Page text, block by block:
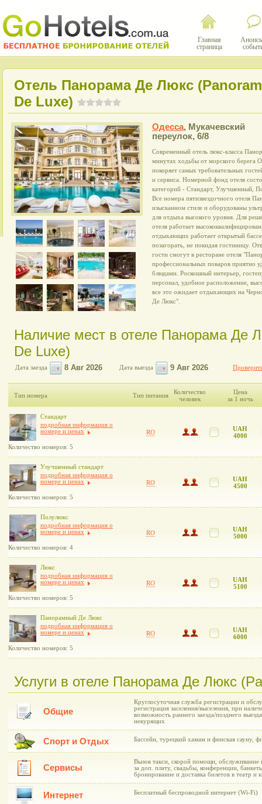
Главная
страница
Отель Панорама Де Люкс
De Luxe)
Одесса, Мукачевский
переулок, 6/8
Современный отель люкс-класса
минутах ходьбы от морского берега
покоряет самых требовательных
и сервиса. Номерной фонд отеля
категорий - Стандарт, Улучшенный,
Все номера пятизвездочного отеля
изысканном стиле и оборудованы
для отдыха высокого уровня. Для
отеля работает
отдыхающих работает открытый
позагорать, не покидая гостиницу.
гости смогут в ресторане отеля
профессиональных поваров приятно
блюдами. Роскошный интерьер,
персонал, удобное расположение,
все это ожидает отдыхающих на
Де Люкс".
Наличие мест в отеле Панорама Де
De Luxe)
Дата заезда Дата выезда
Тип номера Тип питания
Количество
человек
Цена
за 1 ночь
Стандарт
подробная информация о
номере и ценах
Количество номеров: 5
RO
UAH
4000
Улучшенный стандарт
подробная информация о
номере и ценах
Количество номеров: 5
RO
UAH
4500
Полулюкс
подробная информация о
номере и ценах
Количество номеров: 4
RO
UAH
5000
Люкс
подробная информация о
номере и ценах
Количество номеров: 5
RO
UAH
5100
Панорамный Де Люкс
подробная информация о
номере и ценах
Количество номеров: 5
RO
UAH
6000
Услуги в отеле Панорама Де Люкс
Общие
Круглосуточная служба регистрации и
регистрация заселения/выселения, при
возможность раннего заезда/позднего
некурящих
Спорт и Отдых Бассейн, турецкий хамам и финская сауну,
Сервисы
Вызов такси, скорой помощи, обслуживание
за доп. плату, свадьбы, конференции,
бронирование и доставка билетов в театр и
Интернет Бесплатный беспроводной интернет (Wi-Fi)